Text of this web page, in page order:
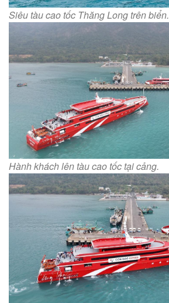
Siêu tàu cao tốc Thăng Long trên biển.
Hành khách lên tàu cao tốc tại cảng.